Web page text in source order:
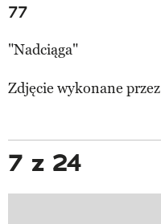
77
"Nadciąga"
Zdjęcie wykonane przez
7 z 24